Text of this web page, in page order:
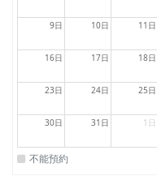
9日 10日 11日
16日 17日 18日
23日 24日 25日
30日 31日 1日
不能預約